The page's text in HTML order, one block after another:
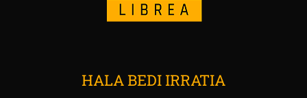
HALA BEDI IRRATIA